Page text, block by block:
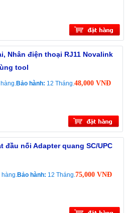
Nhân điện thoại RJ11 Novalink
tool
Bảo hành: 12 Tháng.48,000 VNĐ
đầu nối Adapter quang SC/UPC
hàng.Bảo hành: 12 Tháng.75,000 VNĐ